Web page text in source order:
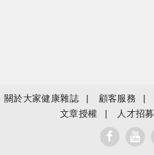
關於大家健康雜誌 顧客服務
文章授權
人才招募